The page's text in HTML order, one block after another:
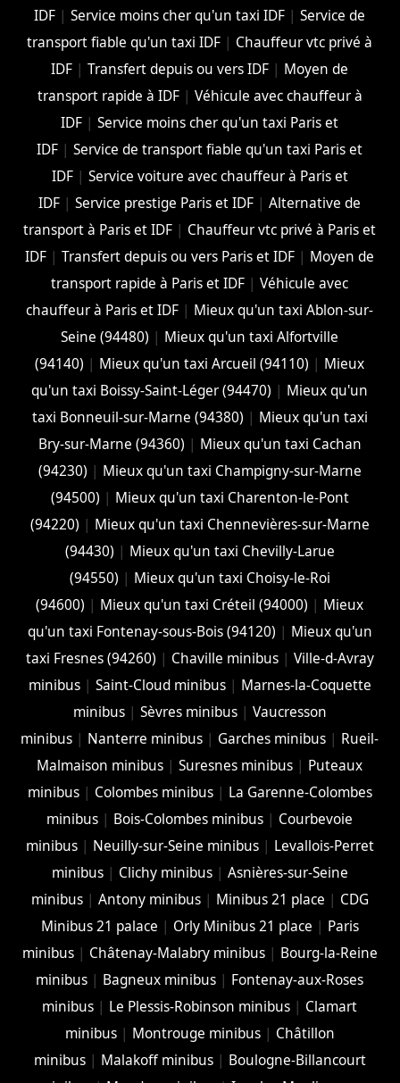
IDF |Service moins cher qu'un taxi IDF |Service de
transport fiable qu'un taxi IDF | Chauffeur vtc privé à
IDF |Transfert depuis ou vers IDF | Moyen de
transport rapide à IDF| Véhicule avec chauffeur à
IDF |Service moins cher qu'un taxi Paris et
IDF |Service de transport fiable qu'un taxi Paris et
IDF| Service voiture avec chauffeur à Paris et
IDF |Service prestige Paris et IDF |Alternative de
transport à Paris et IDF | Chauffeur vtc privé à Paris et
IDF |Transfert depuis ou vers Paris et IDF | Moyen de
transport rapide à Paris et IDF |Véhicule avec
chauffeur à Paris et IDF | Mieux qu'un taxi Ablon-sur-
Seine (94480) | Mieux qu'un taxi Alfortville
(94140) | Mieux qu'un taxi Arcueil (94110) | Mieux
qu'un taxi Boissy-Saint-Léger (94470) | Mieux qu'un
taxi Bonneuil-sur-Marne (94380) | Mieux qu'un taxi
Bry-sur-Marne (94360) | Mieux qu'un taxi Cachan
(94230) | Mieux qu'un taxi Champigny-sur-Marne
(94500) | Mieux qu'un taxi Charenton-le-Pont
(94220) | Mieux qu'un taxi Chennevières-sur-Marne
(94430) | Mieux qu'un taxi Chevilly-Larue
(94550) | Mieux qu'un taxi Choisy-le-Roi
(94600) | Mieux qu'un taxi Créteil (94000) | Mieux
qu'un taxi Fontenay-sous-Bois (94120) | Mieux qu'un
taxi Fresnes (94260) | Chaville minibus| Ville-d-Avray
minibus| Saint-Cloud minibus| Marnes-la-Coquette
minibus| Sèvres minibus| Vaucresson
minibus | Nanterre minibus | Garches minibus | Rueil-
Malmaison minibus |Suresnes minibus | Puteaux
minibus| Colombes minibus| La Garenne-Colombes
minibus | Bois-Colombes minibus | Courbevoie
minibus| Neuilly-sur-Seine minibus| Levallois-Perret
minibus| Clichy minibus| Asnières-sur-Seine
minibus| Antony minibus| Minibus 21 place | CDG
Minibus 21 palace | Orly Minibus 21 place | Paris
minibus| Châtenay-Malabry minibus| Bourg-la-Reine
minibus | Bagneux minibus | Fontenay-aux-Roses
minibus | Le Plessis-Robinson minibus | Clamart
minibus| Montrouge minibus| Châtillon
minibus| Malakoff minibus| Boulogne-Billancourt